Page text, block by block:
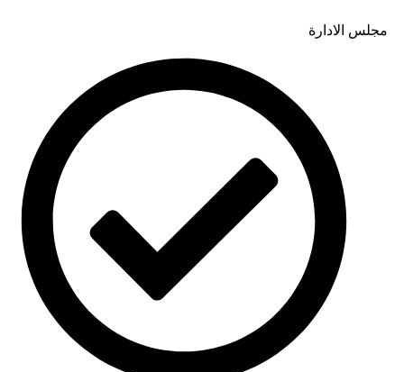
مجلس الادارة